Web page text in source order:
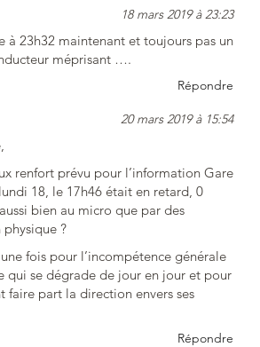
18 mars 2019 à 23:23
à 23h32 maintenant et toujours pas un
méprisant ….
Répondre
20 mars 2019 à 15:54
renfort prévu pour l’information Gare
18, le 17h46 était en retard, 0
bien au micro que par des
physique ?
fois pour l’incompétence générale
qui se dégrade de jour en jour et pour
faire part la direction envers ses
Répondre